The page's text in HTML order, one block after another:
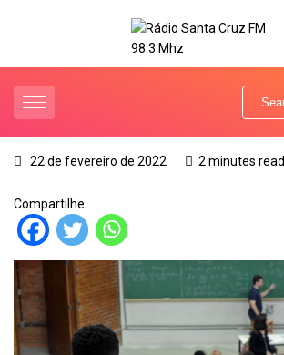
22 de fevereiro de 2022 2 minutes read
Compartilhe